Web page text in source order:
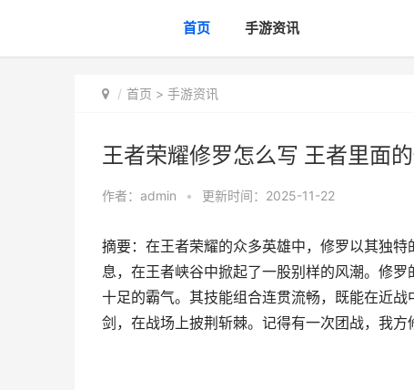
首页 手游资讯
首页 > 手游资讯
王者荣耀修罗怎么写 王者里面
作者： admin • 更新时间：2025-11-22
摘要：在王者荣耀的众多英雄中，修罗以其独
息，在王者峡谷中掀起了一股别样的风潮。修
十足的霸气。其技能组合连贯流畅，既能在近
剑，在战场上披荆斩棘。记得有一次团战，我